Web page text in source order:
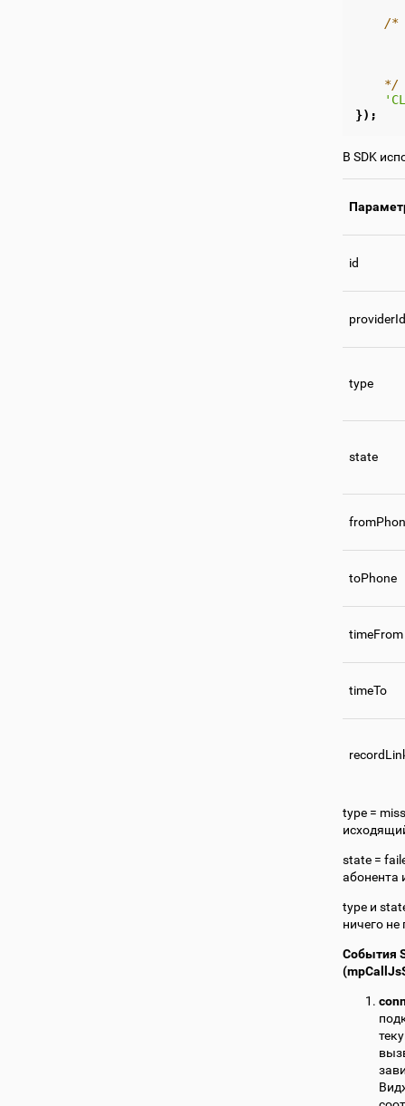
/*
    */
});
В SDK
id
providerId
type
state
toPhone
timeFrom
timeTo
type =
state =
абонента
type и
ничего не
События